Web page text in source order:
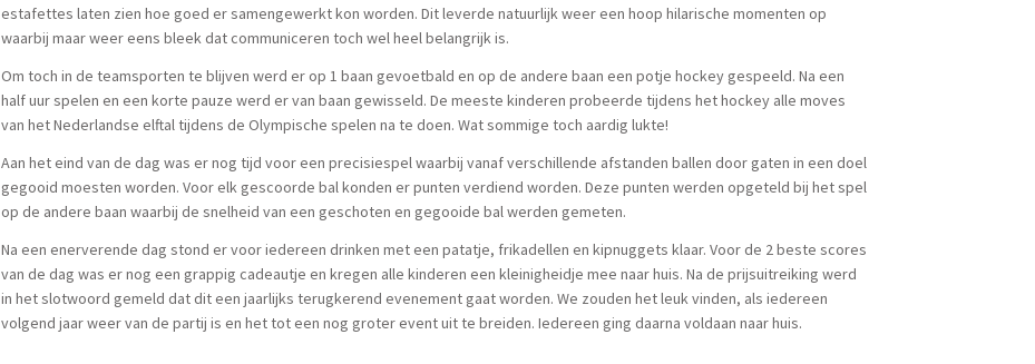
estafettes laten zien hoe goed er samengewerkt kon worden. Dit leverde natuurlijk weer een hoop hilarische momenten op
waarbij maar weer eens bleek dat communiceren toch wel heel belangrijk is.
Om toch in de teamsporten te blijven werd er op 1 baan gevoetbald en op de andere baan een potje hockey gespeeld. Na een
half uur spelen en een korte pauze werd er van baan gewisseld. De meeste kinderen probeerde tijdens het hockey alle moves
van het Nederlandse elftal tijdens de Olympische spelen na te doen. Wat sommige toch aardig lukte!
Aan het eind van de dag was er nog tijd voor een precisiespel waarbij vanaf verschillende afstanden ballen door gaten in een doel
gegooid moesten worden. Voor elk gescoorde bal konden er punten verdiend worden. Deze punten werden opgeteld bij het spel
op de andere baan waarbij de snelheid van een geschoten en gegooide bal werden gemeten.
Na een enerverende dag stond er voor iedereen drinken met een patatje, frikadellen en kipnuggets klaar. Voor de 2 beste scores
van de dag was er nog een grappig cadeautje en kregen alle kinderen een kleinigheidje mee naar huis. Na de prijsuitreiking werd
in het slotwoord gemeld dat dit een jaarlijks terugkerend evenement gaat worden. We zouden het leuk vinden, als iedereen
volgend jaar weer van de partij is en het tot een nog groter event uit te breiden. Iedereen ging daarna voldaan naar huis.